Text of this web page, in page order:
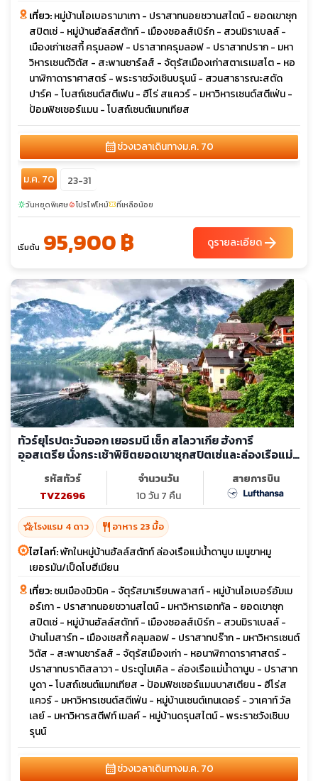
เที่ยว:หมู่บ้านโอเบอรามาเกา - ปราสาทนอยชวานสไตน์ - ยอดเขาซุก
สปิตเซ่ - หมู่บ้านฮัลล์สตัทท์ - เมืองซอลส์เบิร์ก - สวนมิราเบลล์ -
เมืองเก่าเชสกี้ ครุมลอฟ - ปราสาทครุมลอฟ - ปราสาทปราก - มหา
วิหารเซนต์วิตัส - สะพานชาร์ลส์ - จัตุรัสเมืองเก่าสตาเรเมสโต - หอ
นาฬิกาดาราศาสตร์ - พระราชวังเชินบรุนน์ - สวนสาธารณะสตัด
ปาร์ค - โบสถ์เซนต์สตีเฟน - ฮีโร่ สแควร์ - มหาวิหารเซนต์สตีเฟ่น -
ป้อมฟิชเชอร์แมน - โบสถ์เซนต์แมทเทียส
calendar_monthช่วงเวลาเดินทางม.ค. 70
ม.ค. 70 23-31
sunnyวันหยุดพิเศษlocal_fire_departmentโปรไฟไหม้confirmation_numberที่เหลือน้อย
เริ่มต้น 95,900 ฿ ดูรายละเอียดarrow_forward
ทัวร์ยุโรปตะวันออก เยอรมนี เช็ก สโลวาเกีย ฮังการี
ออสเตรีย นั่งกระเช้าพิชิตยอดเขาซุกสปิตเซ่และล่องเรือแม่
รหัสทัวร์
TVZ2696
จำนวนวัน
10 วัน 7 คืน
สายการบิน
hotel_classโรงแรม 4 ดาว restaurant อาหาร 23 มื้อ
ไฮไลท์:พักในหมู่บ้านฮัลล์สตัทท์ ล่องเรือแม่น้ำดานูบ เมนูขาหมู
เยอรมัน/เป็ดโบฮีเมียน
เที่ยว:ชมเมืองมิวนิค - จัตุรัสมาเรียนพลาสท์ - หมู่บ้านโอเบอร์อัมเม
อร์เกา - ปราสาทนอยชวานสไตน์ - มหาวิหารเอททัล - ยอดเขาซุก
สปิตเซ่ - หมู่บ้านฮัลล์สตัทท์ - เมืองซอลส์เบิร์ก - สวนมิราเบลล์ -
บ้านโมสาร์ท - เมืองเชสกี้ คลุมลอฟ - ปราสาทปร๊าก - มหาวิหารเซนต์
วิตัส - สะพานชาร์ลส์ - จัตุรัสเมืองเก่า - หอนาฬิกาดาราศาสตร์ -
ปราสาทบราติสลาวา - ประตูไมเคิล - ล่องเรือแม่น้ำดานูบ - ปราสาท
บูดา - โบสถ์เซนต์แมทเทียส - ป้อมฟิชเชอร์แมนบาสเตียน - ฮีโร่ส
แควร์ - มหาวิหารเซนต์สตีเฟ่น - หมู่บ้านเซนต์เทนเดอร์ - วาเคาท์ วัล
เลย์ - มหาวิหารสตีฟท์ เมลค์ - หมู่บ้านดรุนสไตน์ - พระราชวังเชินบ
รุนน์
calendar_monthช่วงเวลาเดินทางม.ค. 70